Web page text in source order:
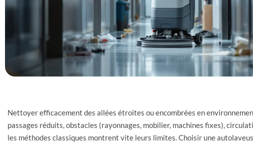
Nettoyer efficacement des allées étroites ou encombrées en
passages réduits, obstacles (rayonnages, mobilier, machines fixes),
les méthodes classiques montrent vite leurs limites. Choisir une